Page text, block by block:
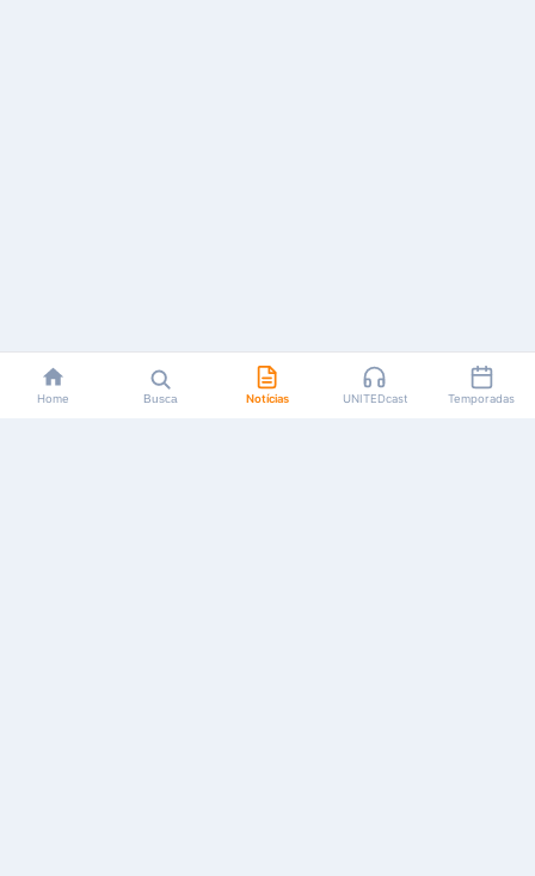
Home Busca Notícias UNITEDcast Temporadas